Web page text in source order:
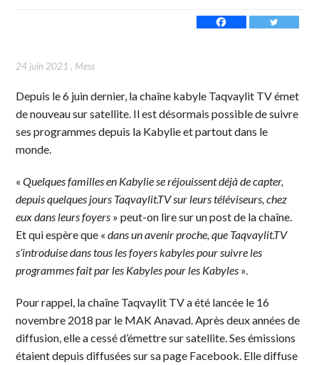
24 juin 2021 , Mess
Depuis le 6 juin dernier, la chaîne kabyle Taqvaylit TV émet
de nouveau sur satellite. Il est désormais possible de suivre
ses programmes depuis la Kabylie et partout dans le
monde.
« Quelques familles en Kabylie se réjouissent déjà de capter,
depuis quelques jours Taqvaylit.TV sur leurs téléviseurs, chez
eux dans leurs foyers » peut-on lire sur un post de la chaîne.
Et qui espère que «dans un avenir proche, que Taqvaylit.TV
s’introduise dans tous les foyers kabyles pour suivre les
programmes fait par les Kabyles pour les Kabyles ».
Pour rappel, la chaîne Taqvaylit TV a été lancée le 16
novembre 2018 par le MAK Anavad. Après deux années de
diffusion, elle a cessé d’émettre sur satellite. Ses émissions
étaient depuis diffusées sur sa page Facebook. Elle diffuse